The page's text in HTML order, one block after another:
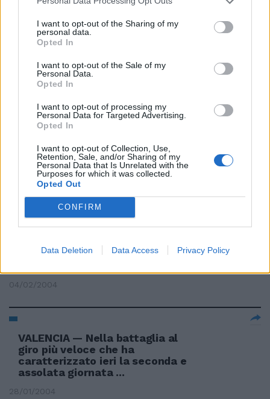
I want to opt-out of the Sharing of my
personal data.
Opted In
I want to opt-out of the Sale of my
Personal Data.
Opted In
I want to opt-out of processing my
Personal Data for Targeted Advertising.
Opted In
I want to opt-out of Collection, Use,
Retention, Sale, and/or Sharing of my
Personal Data that Is Unrelated with the
Purposes for which it was collected.
Opted Out
CONFIRM
Data Deletion Data Access Privacy Policy
ISLAMABAD — Le forze
pakistane hanno circondato tra i
300 e i 400 ribelli in una feroce
19/03/2004
Sull'Iraq è già battaglia di
emendamenti
01/03/2004
SI RISCHIAVA quasi una seconda
04/02/2004
VALENCIA — Nella battaglia al
giro più veloce che ha
caratterizzato ieri la seconda e
assolata giornata ...
28/01/2004